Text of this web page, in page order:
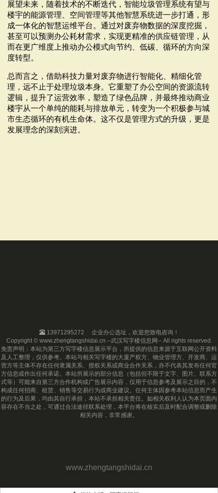
展望未来，随着技术的不断迭代，智能垃圾管理系统有望与
楼宇的能源管理、空间管理等其他智慧系统进一步打通，形
成一体化的智慧运维平台。通过对废弃物数据的深度挖掘，
甚至可以预测办公耗材需求，实现更精准的供应链管理，从
而在更广维度上推动办公模式向节约、低碳、循环的方向深
度转型。
总而言之，借助科技力量对废弃物进行智能化、精细化管
理，远不止于处理垃圾本身。它重塑了办公空间的资源流转
逻辑，提升了运营效率，塑造了绿色品牌，并最终推动商业
楼宇从一个单纯的能耗与排放单元，转变为一个积极参与城
市生态循环的有机生命体。这不仅是管理方式的升级，更是
发展理念的深刻演进。
13971295272
企业办公选址，欢迎您致电咨询！
Copyright © www.zhengtangshidai.cn --武汉写字楼信息网-- All rights reserved.
免责声明：本站为第三方写字楼信息展示平台，所提供的信息来源于互联网公开资料
及人工整理，仅供参考。本站与相关写字楼的大厦产权方、物业管理方、开发商、运
营方等主体不存在任何隶属关系、授权关系或商业合作关系，亦不代表其发布任何官
方信息或作出任何承诺。本站所展示的部分信息（包括但不限于文字、图片、联系方
式等）可能来自第三方合作机构或广告展示内容，仅用于信息参考及展示之目的，不
构成任何招商、租赁、销售等交易行为或商业建议。任何主体因参考本站信息而产生
的行为及后果，均由其自行承担，本站不承担相关责任。如相关权利人认为本页面内
容存在不当之处，可通过合法途径联系处理，本平台将在核实后及时配合调整或删除
相关内容，非常感谢。
www.zhengtangshidai.cn